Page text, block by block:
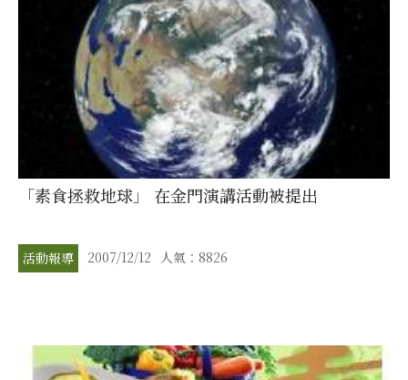
「素食拯救地球」 在金門演講活動被提出
活動報導 2007/12/12 人氣：8826